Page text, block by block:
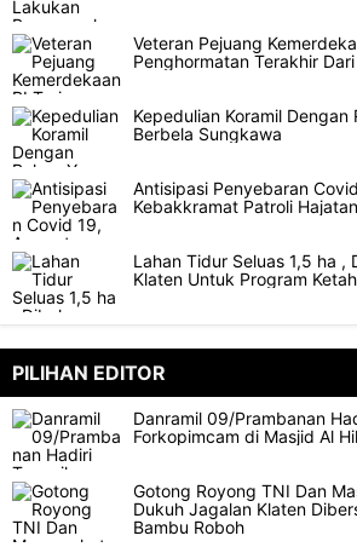
Veteran Pejuang
Penghormatan Terakhir
Kepedulian Koramil Dengan
Berbela Sungkawa
Antisipasi Penyebaran
Kebakkramat Patroli
Lahan Tidur Seluas 1,5 ha ,
Klaten Untuk Program
PILIHAN EDITOR
Danramil 09/Prambanan
Forkopimcam di Masjid Al
Gotong Royong TNI Dan
Dukuh Jagalan Klaten
Bambu Roboh